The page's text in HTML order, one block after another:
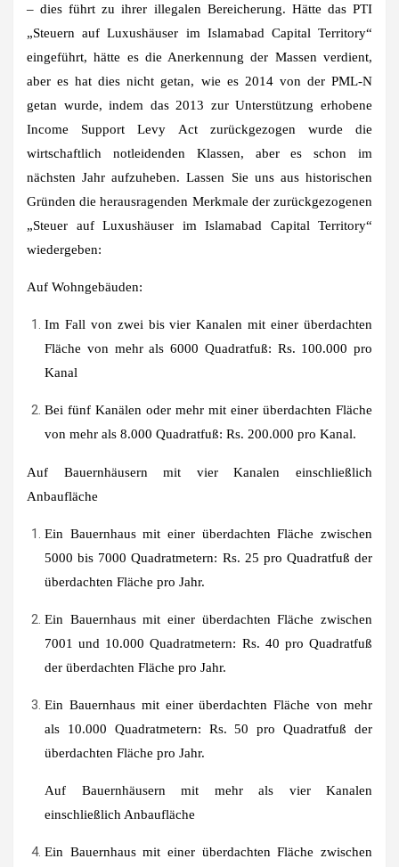
– dies führt zu ihrer illegalen Bereicherung. Hätte das PTI
„Steuern auf Luxushäuser im Islamabad Capital Territory“
eingeführt, hätte es die Anerkennung der Massen verdient,
aber es hat dies nicht getan, wie es 2014 von der PML-N
getan wurde, indem das 2013 zur Unterstützung erhobene
Income Support Levy Act zurückgezogen wurde die
wirtschaftlich notleidenden Klassen, aber es schon im
nächsten Jahr aufzuheben. Lassen Sie uns aus historischen
Gründen die herausragenden Merkmale der zurückgezogenen
„Steuer auf Luxushäuser im Islamabad Capital Territory“
wiedergeben:
Auf Wohngebäuden:
Im Fall von zwei bis vier Kanalen mit einer überdachten
Fläche von mehr als 6000 Quadratfuß: Rs. 100.000 pro
Kanal
Bei fünf Kanälen oder mehr mit einer überdachten Fläche
von mehr als 8.000 Quadratfuß: Rs. 200.000 pro Kanal.
Auf Bauernhäusern mit vier Kanalen einschließlich
Anbaufläche
Ein Bauernhaus mit einer überdachten Fläche zwischen
5000 bis 7000 Quadratmetern: Rs. 25 pro Quadratfuß der
überdachten Fläche pro Jahr.
Ein Bauernhaus mit einer überdachten Fläche zwischen
7001 und 10.000 Quadratmetern: Rs. 40 pro Quadratfuß
der überdachten Fläche pro Jahr.
Ein Bauernhaus mit einer überdachten Fläche von mehr
als 10.000 Quadratmetern: Rs. 50 pro Quadratfuß der
überdachten Fläche pro Jahr.
Auf Bauernhäusern mit mehr als vier Kanalen
einschließlich Anbaufläche
Ein Bauernhaus mit einer überdachten Fläche zwischen